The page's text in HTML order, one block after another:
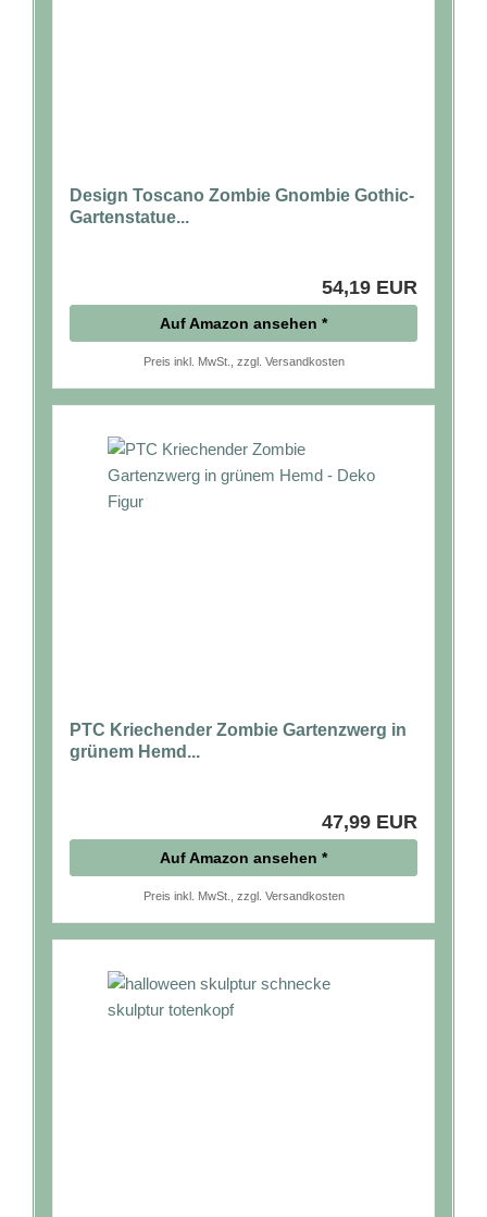
Design Toscano Zombie Gnombie Gothic-
Gartenstatue...
54,19 EUR
Auf Amazon ansehen *
Preis inkl. MwSt., zzgl. Versandkosten
PTC Kriechender Zombie Gartenzwerg in
grünem Hemd...
47,99 EUR
Auf Amazon ansehen *
Preis inkl. MwSt., zzgl. Versandkosten